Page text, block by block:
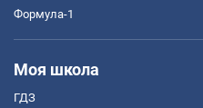
Формула-1
Моя школа
ГДЗ